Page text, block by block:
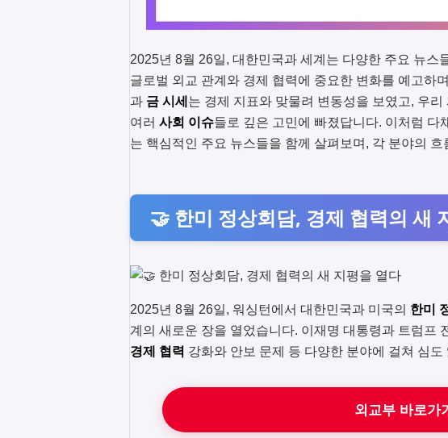
2025년 8월 26일, 대한민국과 세계는 다양한 주요 뉴스
글로벌 외교 관계와 경제 협력에 중요한 변화를 예고하
과 금 시세 는 경제 지표와 맞물려 변동성을 보였고, 우
여러 사회 이슈들로 깊은 고민에 빠졌답니다. 이처럼
는 핵심적인 주요 뉴스들을 함께 살펴보며, 각 분야의
🤝 한미 정상회담, 경제 협력의 새
2025년 8월 26일, 워싱턴에서 대한민국과 미국의 한미
계의 새로운 장을 열었습니다. 이재명 대통령과 트럼프
경제 협력 강화와 안보 문제 등 다양한 분야에 걸쳐 심
외교부 바로가